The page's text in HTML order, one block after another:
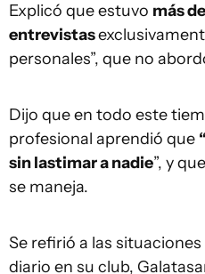
Explicó que estuvo más
entrevistas
personales”, que no
Dijo que en todo este
profesional aprendió que
sin lastimar a nadie”, y
se maneja.
Se refirió a las
diario en su club,